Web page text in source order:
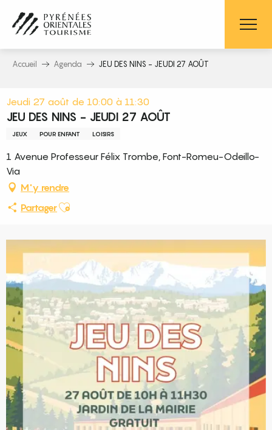
contenu
principal
Accueil Agenda JEU DES NINS - JEUDI 27 AOÛT
Jeudi 27 août de 10:00 à 11:30
JEU DES NINS - JEUDI 27 AOÛT
JEUX POUR ENFANT LOISIRS
1 Avenue Professeur Félix Trombe, Font-Romeu-Odeillo-
Via
M'y rendre
PartagerAjouter aux favoris